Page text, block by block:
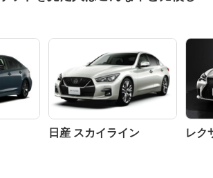
日産 スカイライン レク